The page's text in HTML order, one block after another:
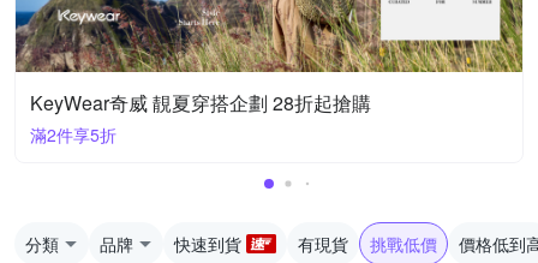
KeyWear奇威 靚夏穿搭企劃 28折起搶購
滿2件享5折
分類 品牌 快速到貨 有現貨 挑戰低價 價格低到